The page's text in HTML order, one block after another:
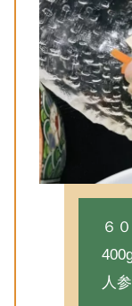
６
人